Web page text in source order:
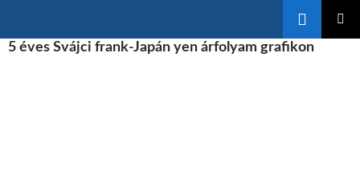
A
5 éves Svájci frank-Japán yen árfolyam grafikon